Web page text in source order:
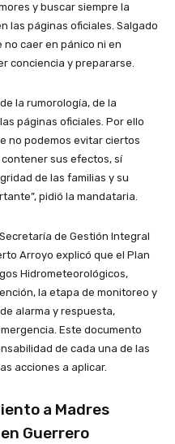
y buscar siempre la
las páginas oficiales. Salgado
caer en pánico ni en
conciencia y prepararse.
la rumorología, de la
páginas oficiales. Por ello
no podemos evitar ciertos
sus efectos, sí
de las familias y su
pidió la mandataria.
de Gestión Integral
Arroyo explicó que el Plan
Hidrometeorológicos,
la etapa de monitoreo y
alarma y respuesta,
Este documento
de cada una de las
acciones a aplicar.
a Madres
Guerrero